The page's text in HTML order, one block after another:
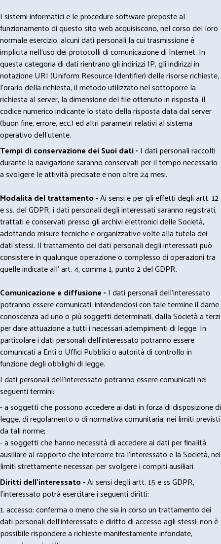
I sistemi informatici e le procedure software preposte al
funzionamento di questo sito web acquisiscono, nel corso del loro
normale esercizio, alcuni dati personali la cui trasmissione è
implicita nell'uso dei protocolli di comunicazione di Internet. In
questa categoria di dati rientrano gli indirizzi IP, gli indirizzi in
notazione URI (Uniform Resource Identifier) delle risorse richieste,
l'orario della richiesta, il metodo utilizzato nel sottoporre la
richiesta al server, la dimensione del file ottenuto in risposta, il
codice numerico indicante lo stato della risposta data dal server
(buon fine, errore, ecc.) ed altri parametri relativi al sistema
operativo dell'utente.
Tempi di conservazione dei Suoi dati -I dati personali raccolti
durante la navigazione saranno conservati per il tempo necessario
a svolgere le attività precisate e non oltre 24 mesi.
Modalità del trattamento -Ai sensi e per gli effetti degli artt. 12
e ss. del GDPR, i dati personali degli interessati saranno registrati,
trattati e conservati presso gli archivi elettronici delle Società,
adottando misure tecniche e organizzative volte alla tutela dei
dati stessi. Il trattamento dei dati personali degli interessati può
consistere in qualunque operazione o complesso di operazioni tra
quelle indicate all' art. 4, comma 1, punto 2 del GDPR.
Comunicazione e diffusione -I dati personali dell’interessato
potranno essere comunicati, intendendosi con tale termine il darne
conoscenza ad uno o più soggetti determinati, dalla Società a terzi
per dare attuazione a tutti i necessari adempimenti di legge. In
particolare i dati personali dell’interessato potranno essere
comunicati a Enti o Uffici Pubblici o autorità di controllo in
funzione degli obblighi di legge.
I dati personali dell’interessato potranno essere comunicati nei
seguenti termini:
- a soggetti che possono accedere ai dati in forza di disposizione di
legge, di regolamento o di normativa comunitaria, nei limiti previsti
da tali norme;
- a soggetti che hanno necessità di accedere ai dati per finalità
ausiliare al rapporto che intercorre tra l’interessato e la Società, nei
limiti strettamente necessari per svolgere i compiti ausiliari.
Diritti dell’interessato -Ai sensi degli artt. 15 e ss GDPR,
l’interessato potrà esercitare i seguenti diritti:
1. accesso: conferma o meno che sia in corso un trattamento dei
dati personali dell’interessato e diritto di accesso agli stessi; non è
possibile rispondere a richieste manifestamente infondate,